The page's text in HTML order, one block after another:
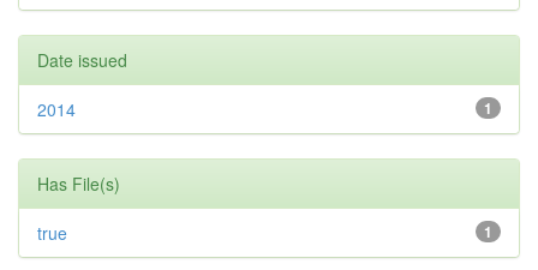
Date issued
1
2014
Has File(s)
1
true